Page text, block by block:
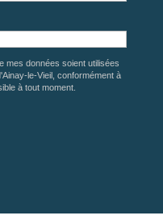
mes données soient utilisées
le-Vieil, conformément à
à tout moment.